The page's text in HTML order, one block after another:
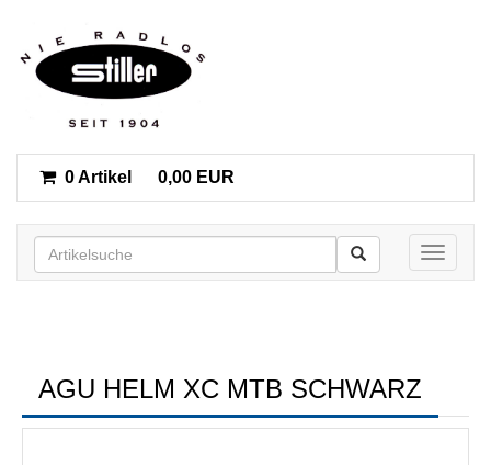
0 Artikel 0,00 EUR
Toggle
AGU HELM XC MTB SCHWARZ